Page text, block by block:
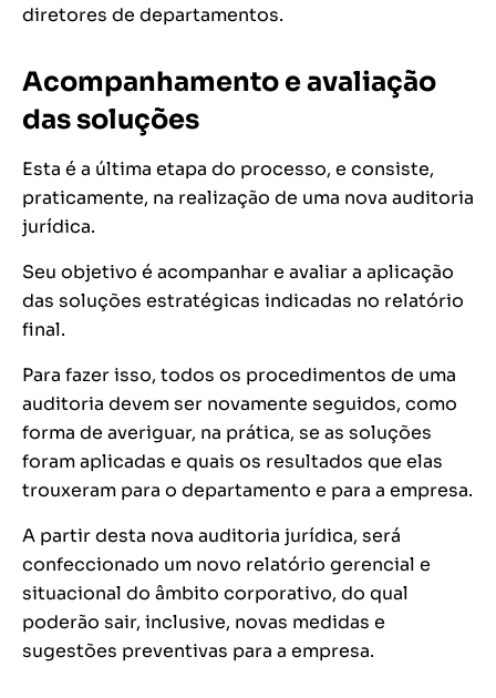
diretores de departamentos.
Acompanhamento e avaliação
das soluções
Esta é a última etapa do processo, e consiste,
praticamente, na realização de uma nova auditoria
jurídica.
Seu objetivo é acompanhar e avaliar a aplicação
das soluções estratégicas indicadas no relatório
final.
Para fazer isso, todos os procedimentos de uma
auditoria devem ser novamente seguidos, como
forma de averiguar, na prática, se as soluções
foram aplicadas e quais os resultados que elas
trouxeram para o departamento e para a empresa.
A partir desta nova auditoria jurídica, será
confeccionado um novo relatório gerencial e
situacional do âmbito corporativo, do qual
poderão sair, inclusive, novas medidas e
sugestões preventivas para a empresa.